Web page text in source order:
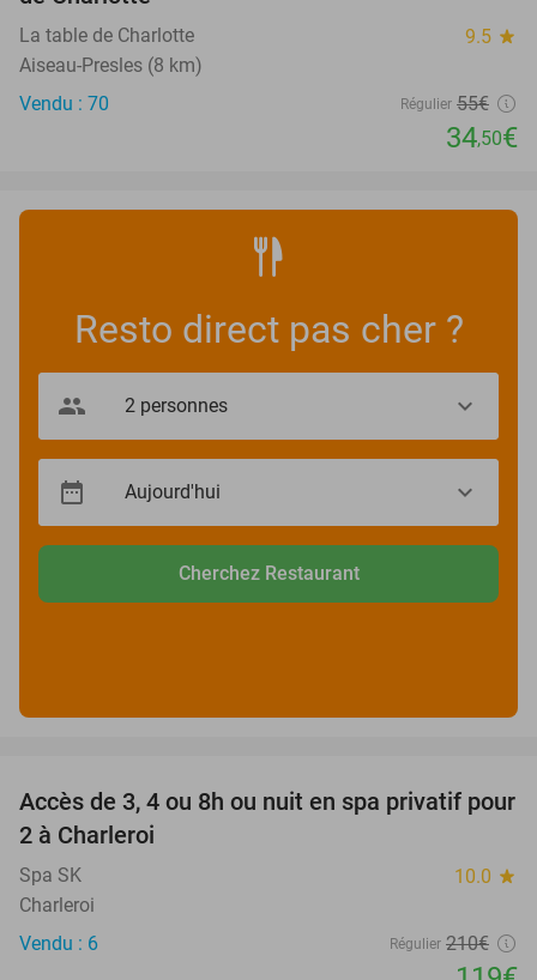
La table de Charlotte 9.5 star
Aiseau-Presles (8 km)
Vendu : 70
Régulier 55€
34,50€
Resto direct pas cher ?
Cherchez Restaurant
43%
Accès de 3, 4 ou 8h ou nuit en spa privatif pour
2 à Charleroi
Spa SK 10.0 star
Charleroi
Vendu : 6
Régulier 210€